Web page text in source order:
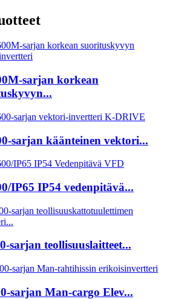
sarjan korkean
sarjan käänteinen vektori...
IP65 IP54 vedenpitävä...
sarjan teollisuuslaitteet...
sarjan Man-cargo Elev...